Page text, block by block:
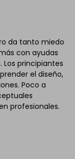
da tanto miedo
con ayudas
Los principiantes
el diseño,
Poco a
profesionales.